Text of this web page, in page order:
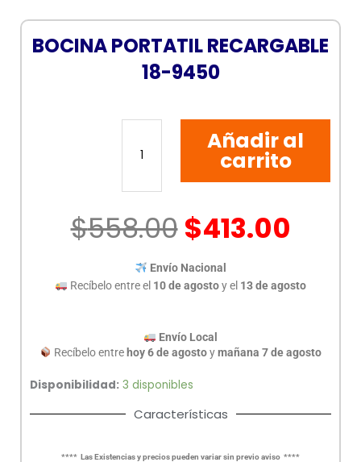
BOCINA PORTATIL RECARGABLE
18-9450
BOCINA
RECARGABLE
9450
Añadir al
carrito
$558.00$413.00
Envío Nacional
Recíbelo entre el 10 de agostoy el 13 de agosto
Envío Local
Recíbelo entre hoy 6 de agostoymañana 7 de agosto
Disponibilidad: 3 disponibles
Características
**** Las Existencias y precios pueden variar sin previo aviso ****